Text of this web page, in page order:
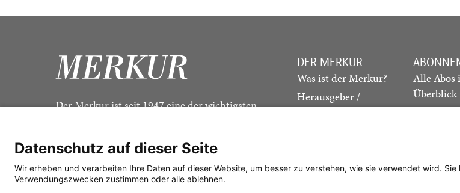
Der Merkur ist seit 1947 eine der wichtigsten
DER MERKUR
Was ist der Merkur?
Herausgeber /
Redaktion
Alle Abos
Überblick
Print-Abo
Datenschutz auf dieser Seite
Wir erheben und verarbeiten Ihre Daten auf dieser Website, um besser zu verstehen, wie sie verwendet wird.
Verwendungszwecken zustimmen oder alle ablehnen.